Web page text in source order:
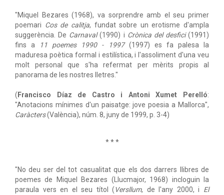
"Miquel Bezares (1968), va sorprendre amb el seu primer
poemari Cos de calitja, fundat sobre un erotisme d'ampla
suggerència. De Carnaval(1990) i Crònica del desfici(1991)
fins a
11 poemes 1990 - 1997(1997) es fa palesa la
maduresa poètica formal i estilística, i l'assoliment d'una veu
molt personal que s'ha refermat per mèrits propis al
panorama de les nostres lletres."
( Francisco Díaz de Castro i Antoni Xumet Perelló:
"Anotacions mínimes d'un paisatge: jove poesia a Mallorca",
Caràcters(València), núm. 8, juny de 1999, p. 3-4)
* * *
"No deu ser del tot casualitat que els dos darrers llibres de
poemes de Miquel Bezares (Llucmajor, 1968) incloguin la
paraula vers en el seu títol (Versllum, de l'any 2000, i El